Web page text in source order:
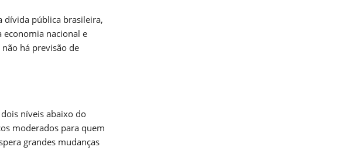
dívida pública brasileira,
economia nacional e
há previsão de
níveis abaixo do
moderados para quem
grandes mudanças